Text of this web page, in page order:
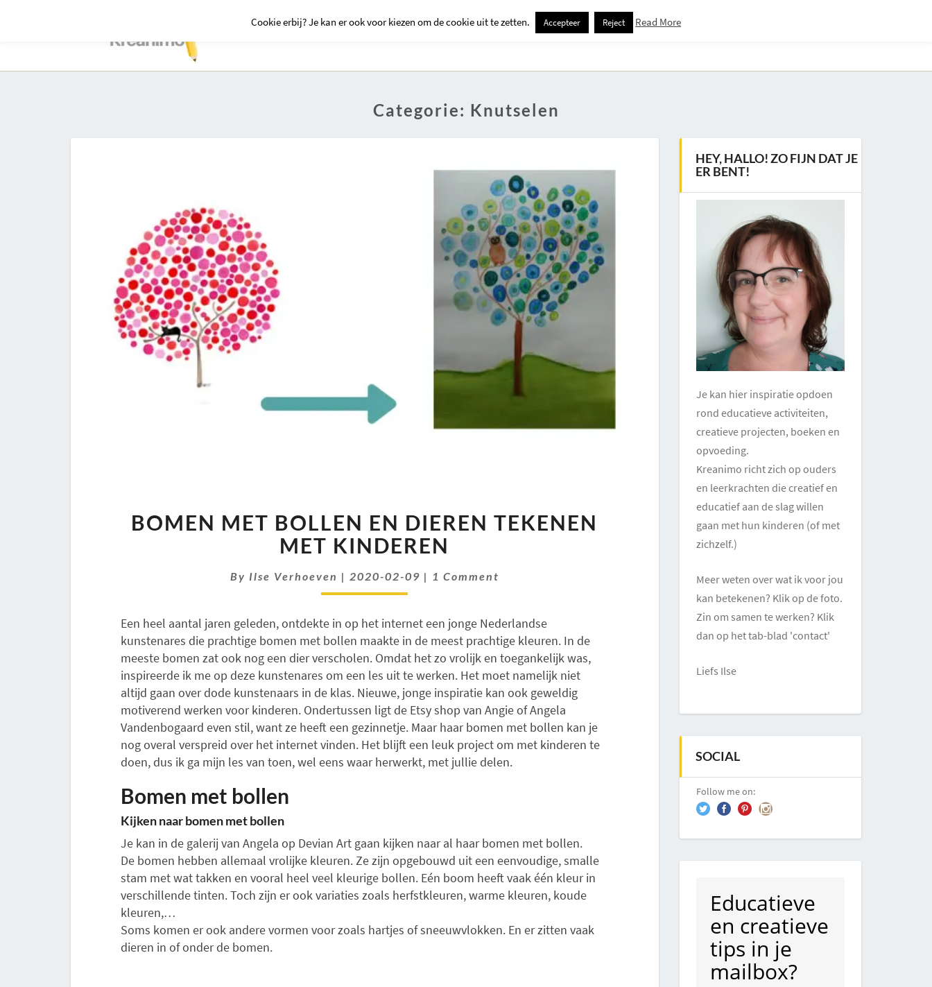
Contact Kids Creatief Erop Uit Huis En Tuin Downloadspagina – Voor Nieuwsbrief Abonnees
Categorie: Knutselen
MET
BOLLEN
EN
DIEREN
TEKENEN
KINDEREN
BOMEN MET BOLLEN EN DIEREN TEKENEN
MET KINDEREN
By Ilse Verhoeven | 2020-02-09 | Comments
1 Comment
Een heel aantal jaren geleden, ontdekte in op het internet een jonge Nederlandse
kunstenares die prachtige bomen met bollen maakte in de meest prachtige kleuren. In de
meeste bomen zat ook nog een dier verscholen. Omdat het zo vrolijk en toegankelijk was,
inspireerde ik me op deze kunstenares om een les uit te werken. Het moet namelijk niet
altijd gaan over dode kunstenaars in de klas. Nieuwe, jonge inspiratie kan ook geweldig
motiverend werken voor kinderen. Ondertussen ligt de Etsy shop van Angie of Angela
Vandenbogaard even stil, want ze heeft een gezinnetje. Maar haar bomen met bollen kan je
nog overal verspreid over het internet vinden. Het blijft een leuk project om met kinderen te
doen, dus ik ga mijn les van toen, wel eens waar herwerkt, met jullie delen.
Bomen met bollen
Kijken naar bomen met bollen
Je kan in de galerij van Angela op Devian Art gaan kijken naar al haar bomen met bollen.
De bomen hebben allemaal vrolijke kleuren. Ze zijn opgebouwd uit een eenvoudige, smalle
stam met wat takken en vooral heel veel kleurige bollen. Eén boom heeft vaak één kleur in
verschillende tinten. Toch zijn er ook variaties zoals herfstkleuren, warme kleuren, koude
kleuren,…
Soms komen er ook andere vormen voor zoals hartjes of sneeuwvlokken. En er zitten vaak
dieren in of onder de bomen.
HEY, HALLO! ZO FIJN DAT JE
ER BENT!
Je kan hier inspiratie opdoen
rond educatieve activiteiten,
creatieve projecten, boeken en
opvoeding.
Kreanimo richt zich op ouders
en leerkrachten die creatief en
educatief aan de slag willen
gaan met hun kinderen (of met
zichzelf.)
Meer weten over wat ik voor jou
kan betekenen? Klik op de foto.
Zin om samen te werken? Klik
dan op het tab-blad 'contact'
Liefs Ilse
SOCIAL
Follow me on:
Educatieve
en creatieve
tips in je
mailbox?
Cookie erbij? Je kan er ook voor kiezen om de cookie uit te zetten. Accepteer Reject Read More